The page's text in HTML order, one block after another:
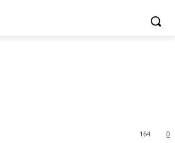
0
164